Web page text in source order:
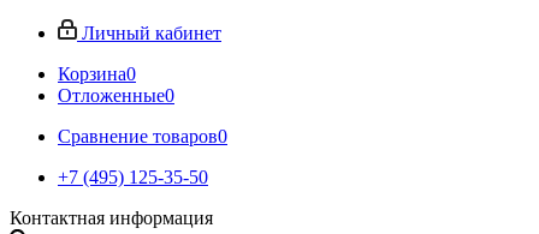
Личный кабинет
Корзина0
Отложенные0
Сравнение товаров0
+7 (495) 125-35-50
Контактная информация